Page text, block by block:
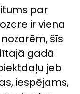
par
ir viena
šīs
gadā
jeb
iespējams,